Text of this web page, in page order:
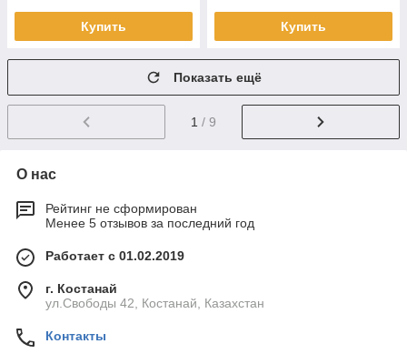
Купить Купить
Показать ещё
1 / 9
О нас
Рейтинг не сформирован
Менее 5 отзывов за последний год
Работает с 01.02.2019
г. Костанай
ул.Свободы 42, Костанай, Казахстан
Контакты